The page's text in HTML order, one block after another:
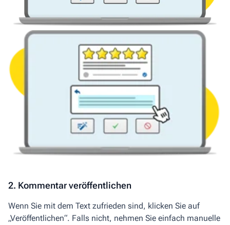
2. Kommentar veröffentlichen
Wenn Sie mit dem Text zufrieden sind, klicken Sie auf
„Veröffentlichen“. Falls nicht, nehmen Sie einfach manuelle